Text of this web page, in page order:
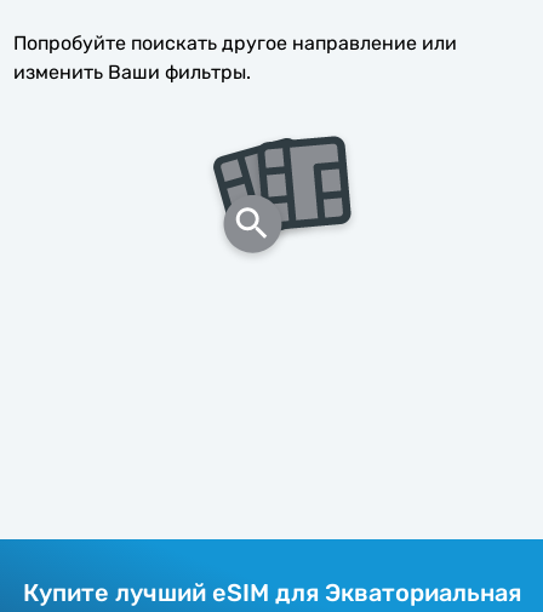
Попробуйте поискать другое направление или
изменить Ваши фильтры.
Купите лучший eSIM для Экваториальная